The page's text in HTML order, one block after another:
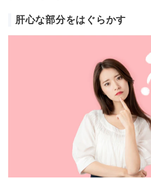
肝心な部分をはぐらかす